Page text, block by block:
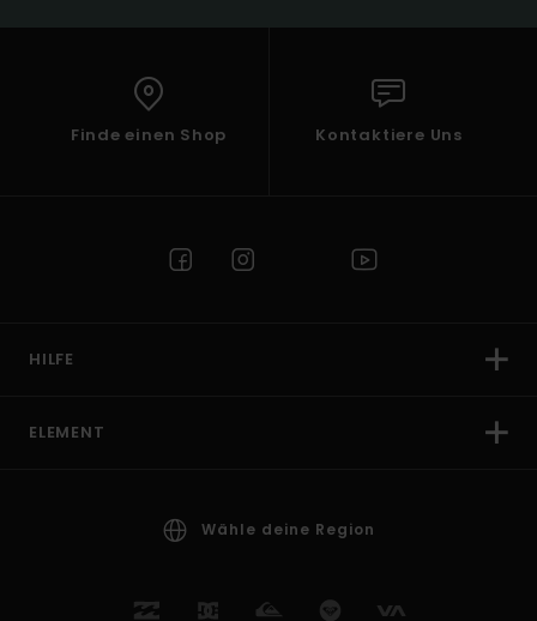
Finde einen Shop Kontaktiere Uns
HILFE
ELEMENT
Wähle deine Region